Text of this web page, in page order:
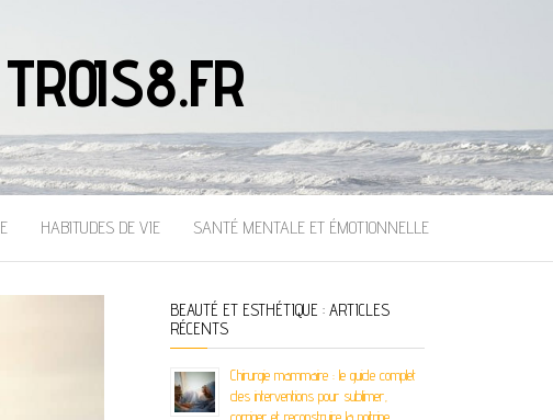
HABITUDES DE VIE SANTÉ MENTALE ET ÉMOTIONNELLE
BEAUTÉ ET ESTHÉTIQUE : ARTICLES
RÉCENTS
Chirurgie mammaire : le guide complet
des interventions pour sublimer,